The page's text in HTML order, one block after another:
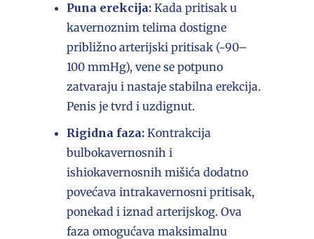
Puna erekcija:Kada pritisak u
kavernoznim telima dostigne
približno arterijski pritisak (~90–
100 mmHg), vene se potpuno
zatvaraju i nastaje stabilna erekcija.
Penis je tvrd i uzdignut.
Rigidna faza:Kontrakcija
bulbokavernosnih i
ishiokavernosnih mišića dodatno
povećava intrakavernosni pritisak,
ponekad i iznad arterijskog. Ova
faza omogućava maksimalnu